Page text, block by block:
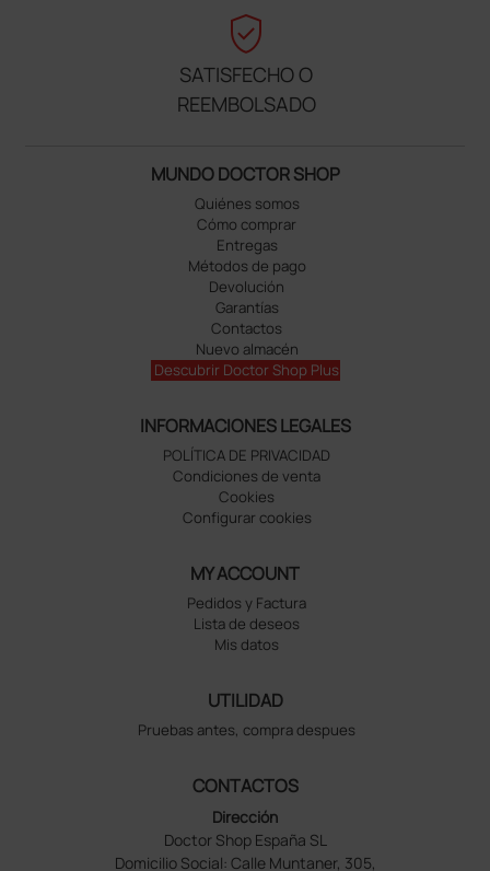
verified_user
SATISFECHO O
REEMBOLSADO
MUNDO DOCTOR SHOP
Quiénes somos
Cómo comprar
Entregas
Métodos de pago
Devolución
Garantías
Contactos
Nuevo almacén
Descubrir Doctor Shop Plus
INFORMACIONES LEGALES
POLÍTICA DE PRIVACIDAD
Condiciones de venta
Cookies
Configurar cookies
MY ACCOUNT
Pedidos y Factura
Lista de deseos
Mis datos
UTILIDAD
Pruebas antes, compra despues
CONTACTOS
Dirección
Doctor Shop España SL
Domicilio Social: Calle Muntaner, 305,